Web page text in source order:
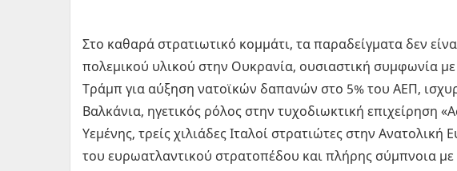
Στο καθαρά στρατιωτικό κομμάτι, τα παραδείγματα δεν
πολεμικού υλικού στην Ουκρανία, ουσιαστική συμφωνία με
Τράμπ για αύξηση νατοϊκών δαπανών στο 5% του ΑΕΠ,
Βαλκάνια, ηγετικός ρόλος στην τυχοδιωκτική επιχείρηση
Υεμένης, τρείς χιλιάδες Ιταλοί στρατιώτες στην
του ευρωατλαντικού στρατοπέδου και πλήρης σύμπνοια